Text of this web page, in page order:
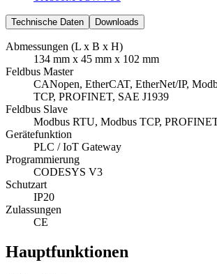
Technische Daten Downloads
Abmessungen (L x B x H)
134 mm x 45 mm x 102 mm
Feldbus Master
CANopen, EtherCAT, EtherNet/IP,
TCP, PROFINET, SAE J1939
Feldbus Slave
Modbus RTU, Modbus TCP,
Gerätefunktion
PLC / IoT Gateway
Programmierung
CODESYS V3
Schutzart
IP20
Zulassungen
CE
Hauptfunktionen